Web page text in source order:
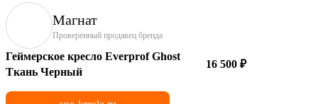
Магнат
Проверенный продавец бренда
Геймерское кресло Everprof Ghost
Ткань Черный
16 500 ₽